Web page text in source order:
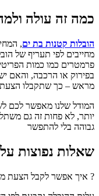
כמה זה עולה
הובלות קטנות בת ים,
מחייבים לפי תעריף של
פרמטרים כמו כמות
בפירוק או הרכבה, והאם
מראש – כך שתקבלו הצעת
המודל שלנו מאפשר לכם
יותר, לא פחות זה גם
גבוהה בלי להתפשר
שאלות נפוצות
? איך אפשר לקבל הצעת